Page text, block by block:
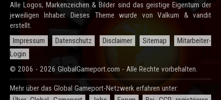
Alle Logos, Markenzeichen & Bilder sind das geistige Eigentum der
jeweiligen Inhaber. Dieses Theme wurde von Valkum & vandit
erstellt.
Impressum
Datenschutz Disclaimer Sitemap
Mitarbeiter-
Login
© 2006 - 2026 GlobalGameport.com - Alle Rechte vorbehalten.
Mehr über das Global Gameport-Netzwerk erfahren unter: